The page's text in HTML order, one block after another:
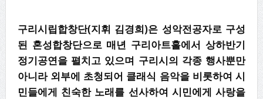
구리시립합창단(지휘 김경희)은 성악전공자로 구성
된 혼성합창단으로 매년 구리아트홀에서 상하반기
정기공연을 펼치고 있으며 구리시의 각종 행사뿐만
아니라 외부에 초청되어 클래식 음악을 비롯하여 시
민들에게 친숙한 노래를 선사하여 시민에게 사랑을